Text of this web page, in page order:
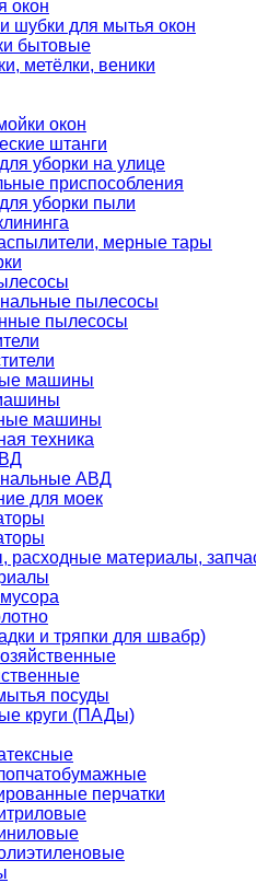
окон
шубки для мытья окон
бытовые
метёлки, веники
окон
штанги
уборки на улице
приспособления
уборки пыли
мерные тары
пылесосы
пылесосы
машины
машины
техника
АВД
для моек
расходные материалы,
и тряпки для швабр)
посуды
круги (ПАДы)
перчатки